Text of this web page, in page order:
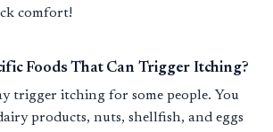
comfort!
Foods That Can Trigger Itching?
trigger itching for some people. You
products, nuts, shellfish, and eggs